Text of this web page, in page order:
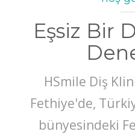
Eşsiz Bir
HSmile Diş
Fethiye'de,
bünyesindeki